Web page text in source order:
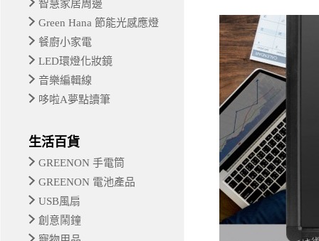
智慧家居周邊
Green Hana 節能光感應燈
餐廚小家電
LED環燈化妝鏡
音樂編輯線
哆啦A夢點讀筆
生活百貨
GREENON 手電筒
GREENON 電池產品
USB風扇
創意鬧鐘